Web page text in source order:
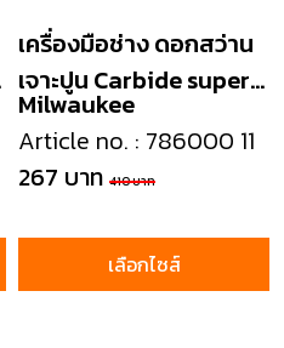
Milwaukee
เครื่องมือช่าง ดอกสว่าน
เจาะปูน Carbide super
masonry drill
Article no. : 786000 11
267 บาท 410 บาท
เลือกไซส์